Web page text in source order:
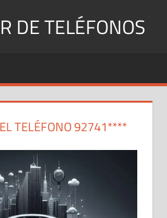
DE TELÉFONOS
TELÉFONO 92741****